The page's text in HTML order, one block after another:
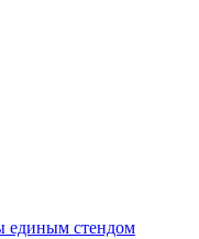
единым стендом